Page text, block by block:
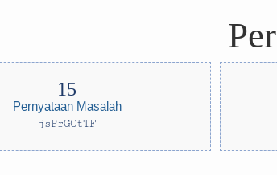
Pernyataan Masalah
jsPrGCtTF